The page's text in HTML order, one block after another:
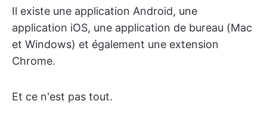
Il existe une application Android, une
application iOS, une application de bureau (Mac
et Windows) et également une extension
Chrome.
Et ce n'est pas tout.